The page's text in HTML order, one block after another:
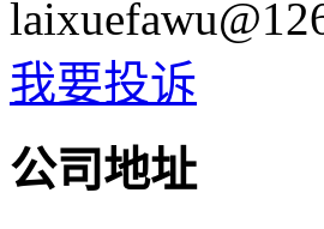
我要投诉
公司地址